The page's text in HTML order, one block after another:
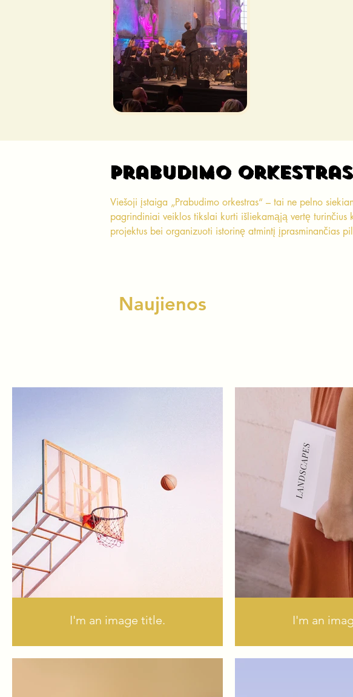
Prabudimo Orkestras
Prabudimo Orkestras
Viešoji įstaiga „Prabudimo orkestras“ – tai ne pelno
pagrindiniai veiklos tikslai kurti išliekamąją vertę turinčius
projektus bei organizuoti istorinę atmintį įprasminančias
Naujienos
I'm an image title. I'm an